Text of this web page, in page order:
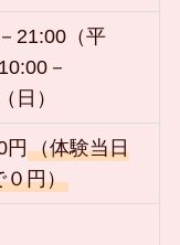
21:00（平
－
日）
円（体験当日
０円）